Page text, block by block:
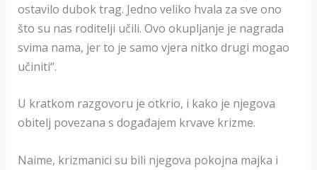
ostavilo dubok trag. Jedno veliko hvala za sve ono
što su nas roditelji učili. Ovo okupljanje je nagrada
svima nama, jer to je samo vjera nitko drugi mogao
učiniti“.
U kratkom razgovoru je otkrio, i kako je njegova
obitelj povezana s događajem krvave krizme.
Naime, krizmanici su bili njegova pokojna majka i